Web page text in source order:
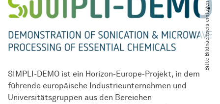
SIMPLI-DEMO ist ein Horizon-Europe-Projekt, in dem
führende europäische Industrieunternehmen und
Universitätsgruppen aus den Bereichen
Bitte Bildnachweis einfügen